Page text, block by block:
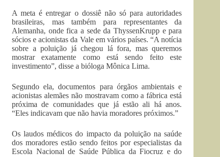
A meta é entregar o dossiê não só para autoridades
brasileiras, mas também para representantes da
Alemanha, onde fica a sede da ThyssenKrupp e para
sócios e acionistas da Vale em vários países. “A notícia
sobre a poluição já chegou lá fora, mas queremos
mostrar exatamente como está sendo feito este
investimento”, disse a bióloga Mônica Lima.
Segundo ela, documentos para órgãos ambientais e
acionistas alemães não mostravam como a fábrica está
próxima de comunidades que já estão ali há anos.
“Eles indicavam que não havia moradores próximos.”
Os laudos médicos do impacto da poluição na saúde
dos moradores estão sendo feitos por especialistas da
Escola Nacional de Saúde Pública da Fiocruz e do